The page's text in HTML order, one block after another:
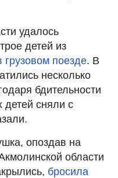
удалось
детей из
грузовом поезде. В
несколько
бдительности
детей сняли с
опоздав на
области
бросила